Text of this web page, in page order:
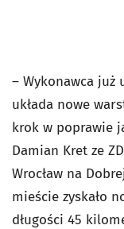
– Wykonawca już
układa nowe
krok w poprawie
Damian Kret ze
Wrocław na
mieście zyskało
długości 45